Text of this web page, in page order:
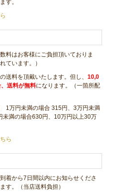
す。
料はお客様にご負担頂いておりま
ています。）
送料を頂戴いたします。但し、10,0
送料が無料になります。（一箇所配
1万円未満の場合 315円、3万円未満
満の場合630円、10万円以上30万
ら
着から7日間以内にお知らせくださ
す。（当店送料負担）